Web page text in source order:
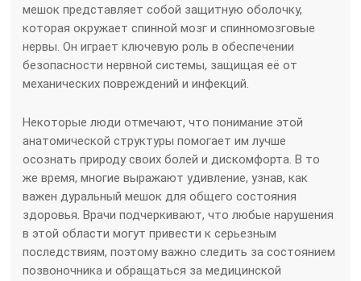
мешок представляет собой защитную оболочку,
которая окружает спинной мозг и спинномозговые
нервы. Он играет ключевую роль в обеспечении
безопасности нервной системы, защищая её от
механических повреждений и инфекций.
Некоторые люди отмечают, что понимание этой
анатомической структуры помогает им лучше
осознать природу своих болей и дискомфорта. В то
же время, многие выражают удивление, узнав, как
важен дуральный мешок для общего состояния
здоровья. Врачи подчеркивают, что любые нарушения
в этой области могут привести к серьезным
последствиям, поэтому важно следить за состоянием
позвоночника и обращаться за медицинской